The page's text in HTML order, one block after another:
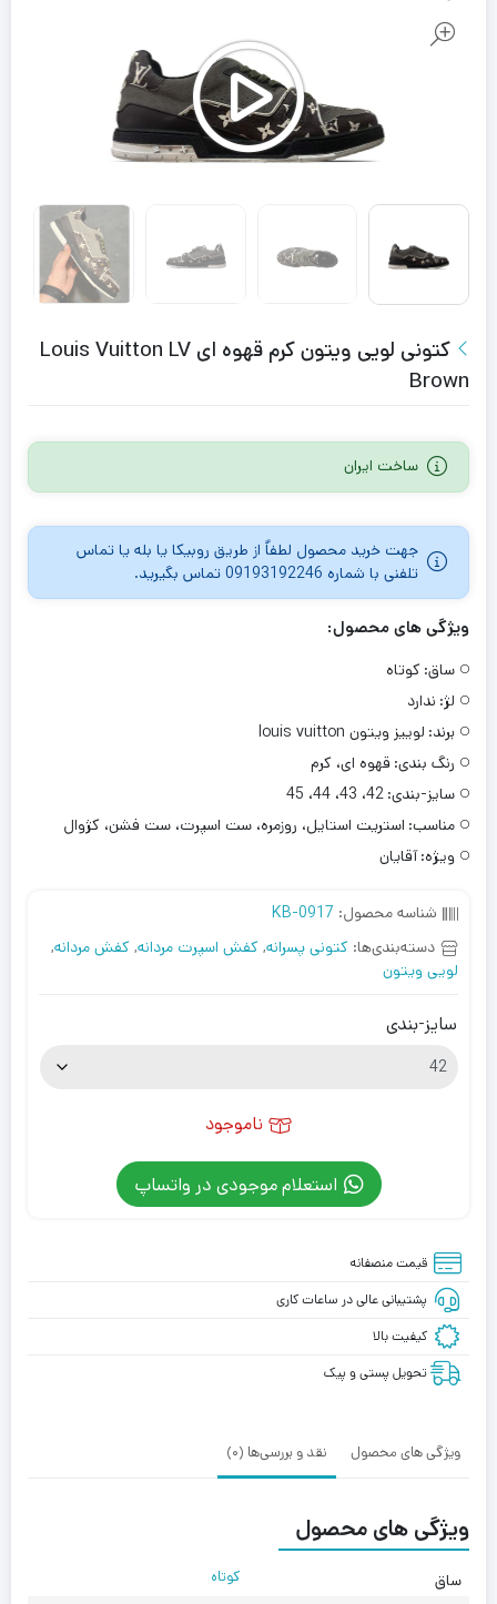
کتونی لویی ویتون کرم قهوه ای Louis Vuitton LV
Brown
ساخت ایران
جهت خرید محصول لطفاٌ از طریق روبیکا یا بله یا تماس
تلفنی با شماره 09193192246 تماس بگیرید.
ویژگی های محصول:
ساق: کوتاه
لژ: ندارد
برند: لوییز ویتون louis vuitton
رنگ بندی: قهوه ای، کرم
سایز-بندی: 42، 43، 44، 45
مناسب: استریت استایل، روزمره، ست اسپرت، ست فشن، کژوال
ویژه: آقایان
شناسه محصول: KB-0917
دسته‌بندی‌ها: کتونی پسرانه, کفش اسپرت مردانه, کفش مردانه,
لویی ویتون
سایز-بندی
ناموجود
استعلام موجودی در واتساپ
قیمت منصفانه
پشتیبانی عالی در ساعات کاری
کیفیت بالا
تحویل پستی و پیک
ویژگی های محصول نقد و بررسی‌ها (0)
ویژگی های محصول
ساق
کوتاه